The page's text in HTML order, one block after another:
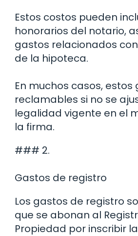
Estos costos pueden
honorarios del notario,
gastos relacionados
de la hipoteca.
En muchos casos, estos
reclamables si no se
legalidad vigente en el
la firma.
### 2.
Gastos de registro
Los gastos de registro
que se abonan al
Propiedad por inscribir